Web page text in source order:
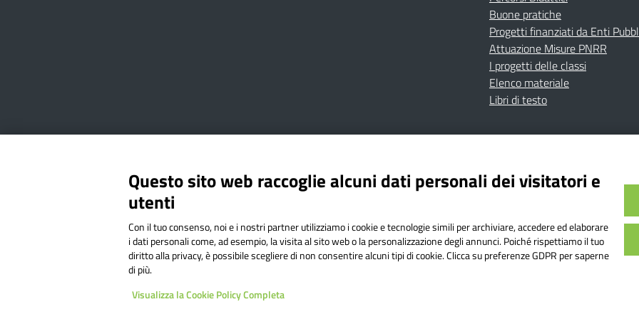
Buone pratiche
Progetti finanziati da Enti
Attuazione Misure PNRR
I progetti delle classi
Elenco materiale
Libri di testo
Amministrazione TrasparenteAlbo onlinePrivacy PolicyDichiarazione di accessibilitàContattiNote Legali
Via Cesare Bollea n. 3 - 10064 Bricherasio (TO) | P.E.O.: toic84200d@istruzione.it |
Codice Fiscale: 94544620019 | Cod. Meccanografico: TOIC84200D | Codice IPA:
Questo sito web raccoglie alcuni dati personali dei visitatori e
utenti
Con il tuo consenso, noi e i nostri partner utilizziamo i cookie e tecnologie simili per archiviare, accedere ed elaborare
i dati personali come, ad esempio, la visita al sito web o la personalizzazione degli annunci. Poiché rispettiamo il tuo
diritto alla privacy, è possibile scegliere di non consentire alcuni tipi di cookie. Clicca su preferenze GDPR per saperne
di più.
Visualizza la Cookie Policy Completa